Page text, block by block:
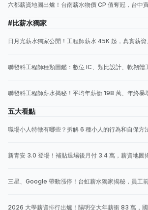
六都薪資地圖出爐！台南薪水物價 CP 值奪冠，台中
#比薪水獨家
日月光薪水獨家公開！工程師薪水 45K 起，真實薪
聯發科工程師種類圖鑑：數位 IC、類比設計、軟韌體
聯發科工程師薪水揭秘！平均年薪衝 198 萬、年終暴
五大看點
職場小人特徵有哪些？拆解 6 種小人的行為和自保方
新青安 3.0 登場！補貼退場後月付 3.4 萬，薪資地圖
三星、Google 帶動漲停！台虹薪水獨家揭秘，員工
2026 大學薪資排行出爐！陽明交大年薪衝 83 萬，